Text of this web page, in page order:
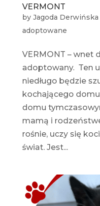
VERMONT
by Jagoda Derwińska
adoptowane
VERMONT – wnet
adoptowany. Ten
niedługo będzie
kochającego
domu
mamą i
rośnie, uczy się
świat. Jest...